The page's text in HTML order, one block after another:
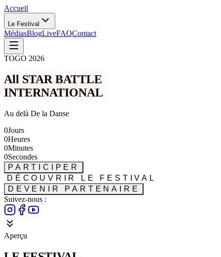
Accueil
Le Festival
MédiasBlogLiveFAQContact
TOGO 2026
All STAR BATTLE
INTERNATIONAL
Au delà De la Danse
0Jours
0Heures
0Minutes
0Secondes
PARTICIPER
DÉCOUVRIR LE FESTIVAL
DEVENIR PARTENAIRE
Suivez-nous :
Aperçu